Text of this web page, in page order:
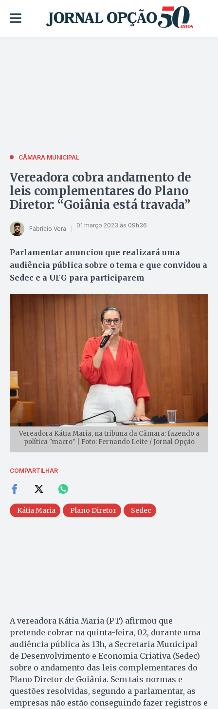
CÂMARA MUNICIPAL
Vereadora cobra andamento de
leis complementares do Plano
Diretor: “Goiânia está travada”
Fabrício Vera 01 março 2023 às 09h36
Parlamentar anunciou que realizará uma
audiência pública sobre o tema e que convidou a
Sedec e a UFG para participarem
Vereadora Kátia Maria, na tribuna da Câmara: fazendo a
política "macro" | Foto: Fernando Leite / Jornal Opção
COMPARTILHAR
Kátia Maria Plano Diretor Sedec
A vereadora Kátia Maria (PT) afirmou que
pretende cobrar na quinta-feira, 02, durante uma
audiência pública às 13h, a Secretaria Municipal
de Desenvolvimento e Economia Criativa (Sedec)
sobre o andamento das leis complementares do
Plano Diretor de Goiânia. Sem tais normas e
questões resolvidas, segundo a parlamentar, as
empresas não estão conseguindo fazer registros e